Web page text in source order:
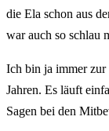
die Ela schon aus
war auch so schlau
Ich bin ja immer zur
Jahren. Es läuft
Sagen bei den